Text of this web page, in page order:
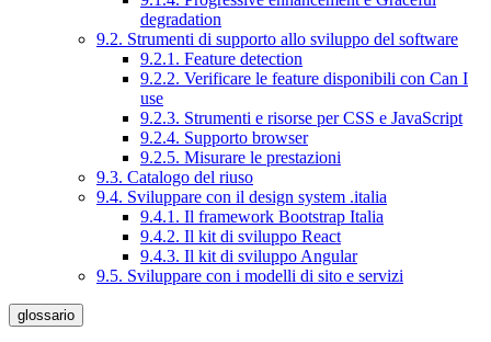
degradation
9.2. Strumenti di supporto allo sviluppo del software
9.2.1. Feature detection
9.2.2. Verificare le feature disponibili con Can I
use
9.2.3. Strumenti e risorse per CSS e JavaScript
9.2.4. Supporto browser
9.2.5. Misurare le prestazioni
9.3. Catalogo del riuso
9.4. Sviluppare con il design system .italia
9.4.1. Il framework Bootstrap Italia
9.4.2. Il kit di sviluppo React
9.4.3. Il kit di sviluppo Angular
9.5. Sviluppare con i modelli di sito e servizi
glossario